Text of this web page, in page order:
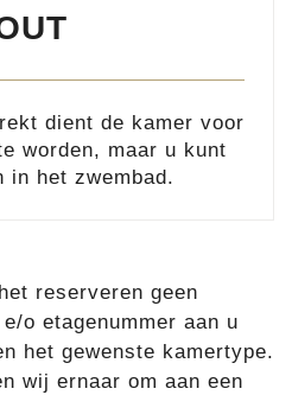
dient de kamer voor
worden, maar u kunt
in het zwembad.
reserveren geen
o etagenummer aan u
het gewenste kamertype.
wij ernaar om aan een